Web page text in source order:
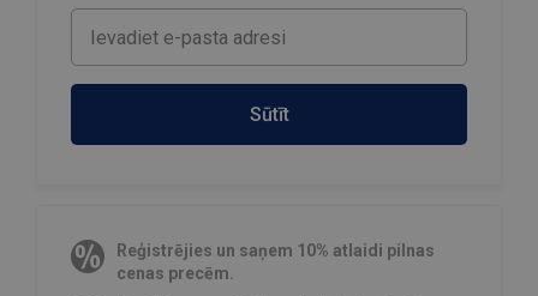
Sūtīt
Reģistrējies un saņem 10% atlaidi pilnas
cenas precēm.